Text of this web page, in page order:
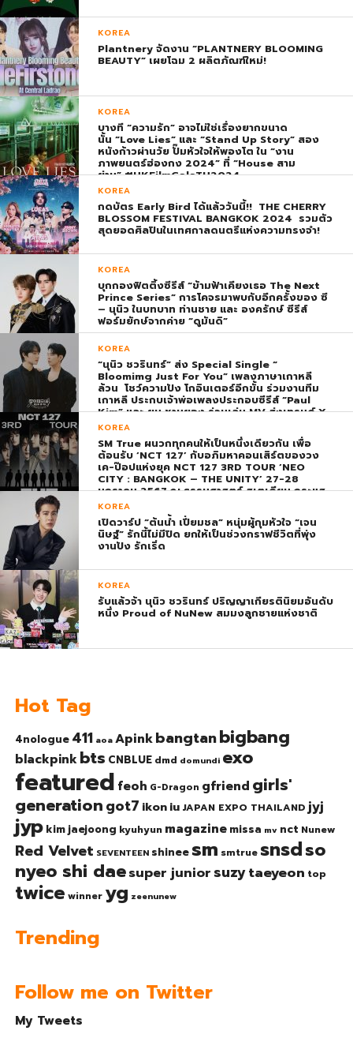
KOREA
Plantnery จัดงาน “PLANTNERY BLOOMING
BEAUTY” เผยโฉม 2 ผลิตภัณฑ์ใหม่!
KOREA
บางที “ความรัก” อาจไม่ใช่เรื่องยากขนาด
นั้น “Love Lies” และ “Stand Up Story” สอง
หนังก้าวผ่านวัย ปั๊มหัวใจให้พองโต ใน “งาน
ภาพยนตร์ฮ่องกง 2024” ที่ “House สาม
ย่าน” #HKFilmGalaTH2024
KOREA
กดบัตร Early Bird ได้แล้ววันนี้!! THE CHERRY
BLOSSOM FESTIVAL BANGKOK 2024 รวมตัว
สุดยอดศิลปินในเทศกาลดนตรีแห่งความทรงจำ!
KOREA
บุกกองฟิตติ้งซีรีส์ “ข้ามฟ้าเคียงเธอ The Next
Prince Series” การโคจรมาพบกับอีกครั้งของ ซี
– นุนิว ในบทบาท ท่านชาย และ องครักษ์ ซีรีส์
ฟอร์มยักษ์จากค่าย “ดูมันดิ”
KOREA
“นุนิว ชวรินทร์” ส่ง Special Single “
Bloomimg Just For You” เพลงภาษาเกาหลี
ล้วน โชว์ความปัง โกอินเตอร์อีกขั้น ร่วมงานทีม
เกาหลี ประกบเจ้าพ่อเพลงประกอบซีรีส์ “Paul
Kim” และ ยุน ชานยอง ร่วมเล่น MV ส่งเทรนด์ X
พุ่ง ติดอันดับ 1 โลก
KOREA
SM True ผนวกทุกคนให้เป็นหนึ่งเดียวกัน เพื่อ
ต้อนรับ ‘NCT 127’ กับอภิมหาคอนเสิร์ตของวง
เค-ป๊อปแห่งยุค NCT 127 3RD TOUR ‘NEO
CITY : BANGKOK – THE UNITY’ 27-28
มกราคม 2567 ณ ธรรมศาสตร์ สเตเดียม กระแส
ตอบรับยิ่งใหญ่สมการรอคอย บัตร SOLD OUT
ทุกที่นั่งทันทีที่เปิดจำหน่าย !
KOREA
เปิดวาร์ป “ต้นน้ำ เปี่ยมชล” หนุ่มผู้กุมหัวใจ “เจน
นิษฐ์” รักนี้ไม่มีปิด ยกให้เป็นช่วงกราฟชีวิตที่พุ่ง
งานปัง รักเริ่ด
KOREA
รับแล้วจ้า นุนิว ชวรินทร์ ปริญญาเกียรตินิยมอันดับ
หนึ่ง Proud of NuNew สมมงลูกชายแห่งชาติ
Hot Tag
4nologue 411 aoa Apinkbangtanbigbang
blackpinkbts CNBLUE dmd domundi exo
featured feoh G-Dragon gfriend girls'
generationgot7 ikoniu JAPAN EXPO THAILAND jyj
jyp kim jaejoong kyuhyun magazine missa mv nct Nunew
Red Velvet SEVENTEEN shinee sm smtrue snsdso
nyeo shi daesuper junior suzytaeyeon top
twice winner yg zeenunew
Trending
Follow me on Twitter
My Tweets